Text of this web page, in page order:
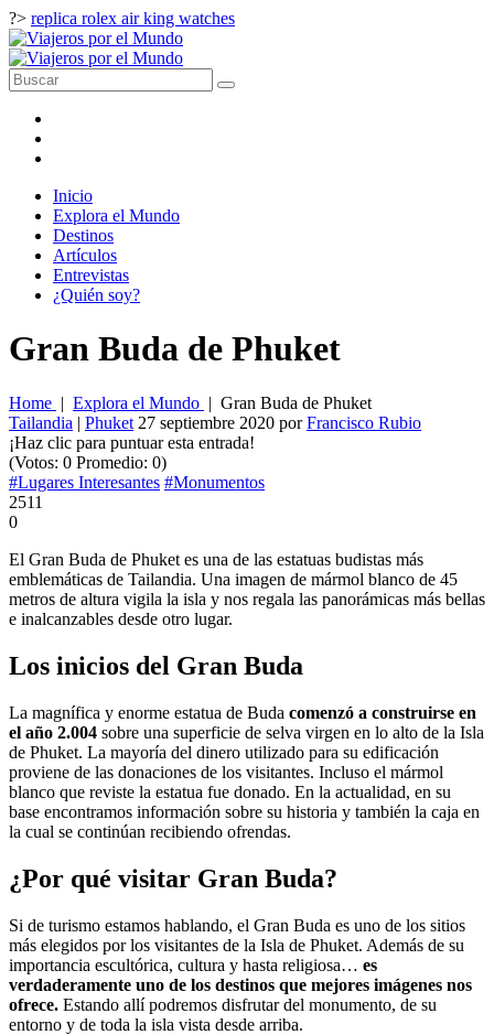
?> replica rolex air king watches
Inicio
Explora el Mundo
Destinos
Artículos
Entrevistas
¿Quién soy?
Gran Buda de Phuket
Home | Explora el Mundo | Gran Buda de Phuket
Tailandia | Phuket 27 septiembre 2020 porFrancisco Rubio
¡Haz clic para puntuar esta entrada!
(Votos: 0 Promedio: 0)
#Lugares Interesantes #Monumentos
2511
0
El Gran Buda de Phuket es una de las estatuas budistas más
emblemáticas de Tailandia. Una imagen de mármol blanco de 45
metros de altura vigila la isla y nos regala las panorámicas más bellas
e inalcanzables desde otro lugar.
Los inicios del Gran Buda
La magnífica y enorme estatua de Buda comenzó a construirse en
el año 2.004 sobre una superficie de selva virgen en lo alto de la Isla
de Phuket. La mayoría del dinero utilizado para su edificación
proviene de las donaciones de los visitantes. Incluso el mármol
blanco que reviste la estatua fue donado. En la actualidad, en su
base encontramos información sobre su historia y también la caja en
la cual se continúan recibiendo ofrendas.
¿Por qué visitar Gran Buda?
Si de turismo estamos hablando, el Gran Buda es uno de los sitios
más elegidos por los visitantes de la Isla de Phuket. Además de su
importancia escultórica, cultura y hasta religiosa… es
verdaderamente uno de los destinos que mejores imágenes nos
ofrece. Estando allí podremos disfrutar del monumento, de su
entorno y de toda la isla vista desde arriba.